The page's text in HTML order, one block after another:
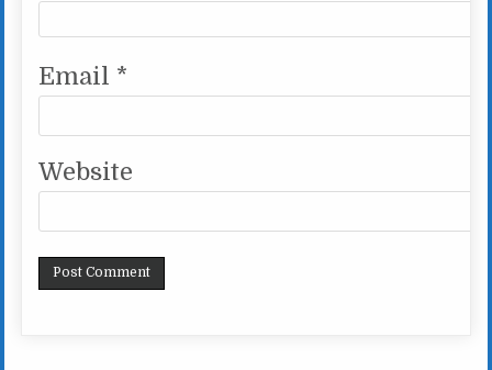
Email *
Website